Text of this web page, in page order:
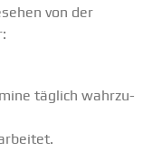
von der
täglich wahrzu­